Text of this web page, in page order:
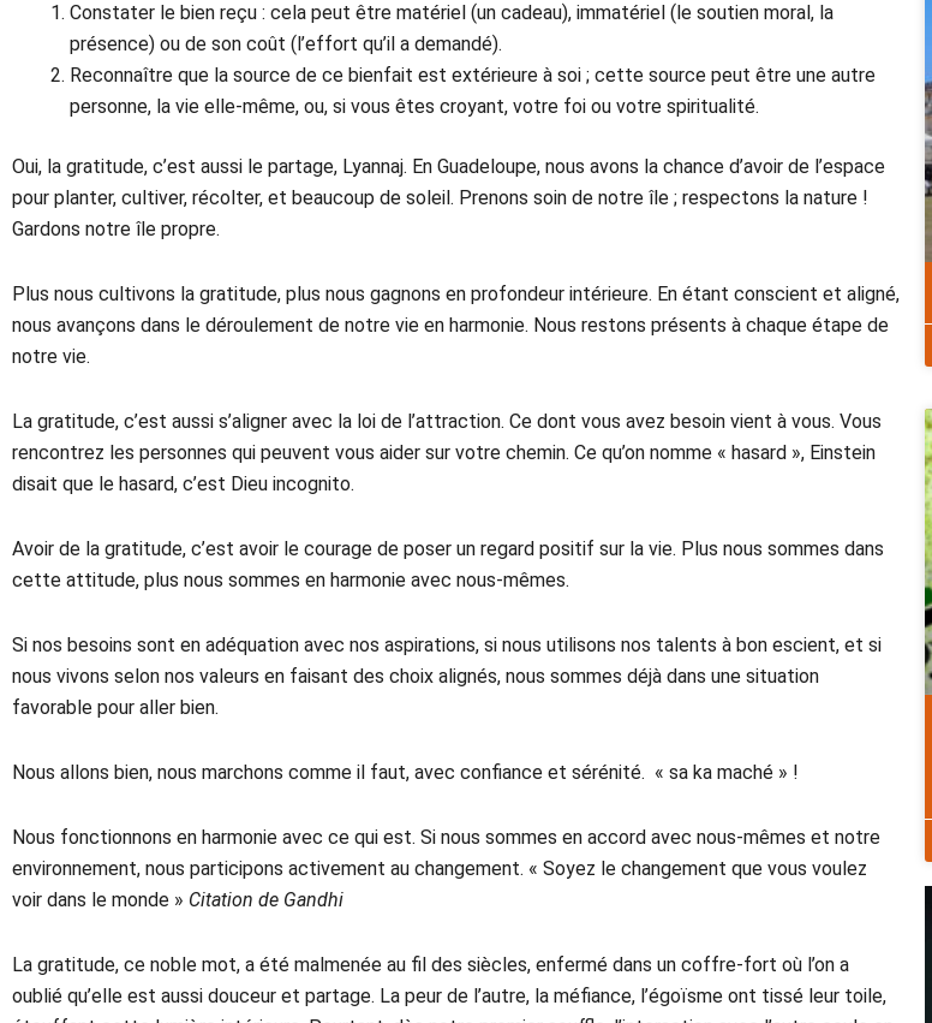
Constater le bien reçu : cela peut être matériel (un cadeau), immatériel (le soutien moral, la
présence) ou de son coût (l’effort qu’il a demandé).
Reconnaître que la source de ce bienfait est extérieure à soi ; cette source peut être une autre
personne, la vie elle-même, ou, si vous êtes croyant, votre foi ou votre spiritualité.
Oui, la gratitude, c’est aussi le partage, Lyannaj. En Guadeloupe, nous avons la chance d’avoir de l’espace
pour planter, cultiver, récolter, et beaucoup de soleil. Prenons soin de notre île ; respectons la nature !
Gardons notre île propre.
Plus nous cultivons la gratitude, plus nous gagnons en profondeur intérieure. En étant conscient et aligné,
nous avançons dans le déroulement de notre vie en harmonie. Nous restons présents à chaque étape de
notre vie.
La gratitude, c’est aussi s’aligner avec la loi de l’attraction. Ce dont vous avez besoin vient à vous. Vous
rencontrez les personnes qui peuvent vous aider sur votre chemin. Ce qu’on nomme « hasard », Einstein
disait que le hasard, c’est Dieu incognito.
Avoir de la gratitude, c’est avoir le courage de poser un regard positif sur la vie. Plus nous sommes dans
cette attitude, plus nous sommes en harmonie avec nous-mêmes.
Si nos besoins sont en adéquation avec nos aspirations, si nous utilisons nos talents à bon escient, et si
nous vivons selon nos valeurs en faisant des choix alignés, nous sommes déjà dans une situation
favorable pour aller bien.
Nous allons bien, nous marchons comme il faut, avec confiance et sérénité. « sa ka maché » !
Nous fonctionnons en harmonie avec ce qui est. Si nous sommes en accord avec nous-mêmes et notre
environnement, nous participons activement au changement. « Soyez le changement que vous voulez
voir dans le monde » Citation de Gandhi
La gratitude, ce noble mot, a été malmenée au fil des siècles, enfermé dans un coffre-fort où l’on a
oublié qu’elle est aussi douceur et partage. La peur de l’autre, la méfiance, l’égoïsme ont tissé leur toile,